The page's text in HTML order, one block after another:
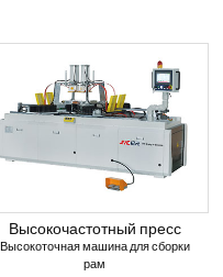
Высокочастотный пресс
Высокоточная машина для сборки
рам